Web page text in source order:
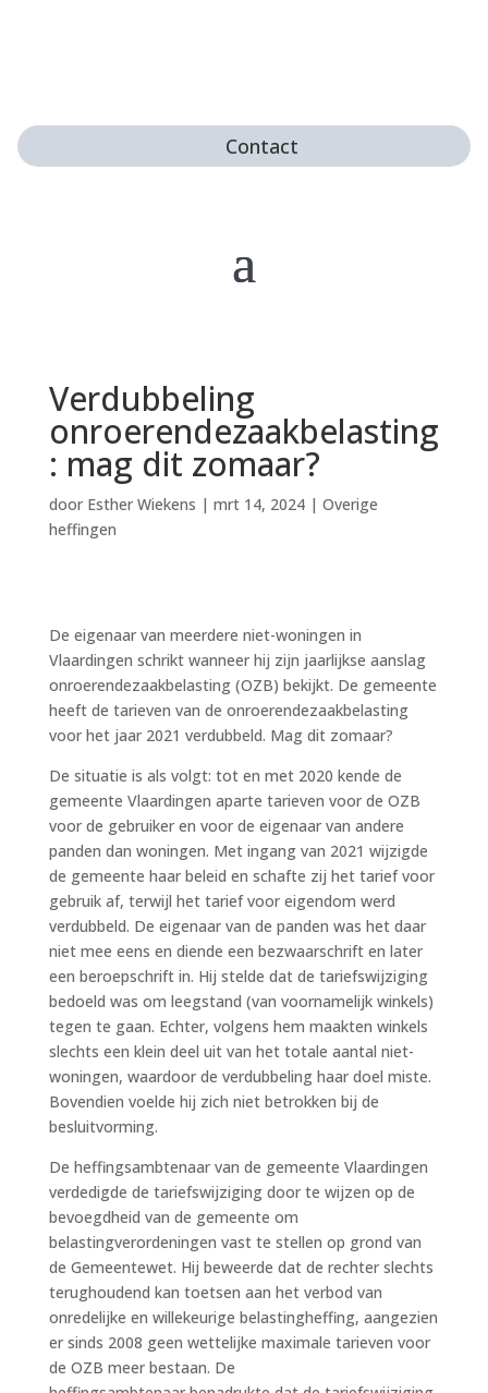
Contact
Verdubbeling
onroerendezaakbelasting
: mag dit zomaar?
door Esther Wiekens | mrt 14, 2024| Overige
heffingen
De eigenaar van meerdere niet-woningen in
Vlaardingen schrikt wanneer hij zijn jaarlijkse aanslag
onroerendezaakbelasting (OZB) bekijkt. De gemeente
heeft de tarieven van de onroerendezaakbelasting
voor het jaar 2021 verdubbeld. Mag dit zomaar?
De situatie is als volgt: tot en met 2020 kende de
gemeente Vlaardingen aparte tarieven voor de OZB
voor de gebruiker en voor de eigenaar van andere
panden dan woningen. Met ingang van 2021 wijzigde
de gemeente haar beleid en schafte zij het tarief voor
gebruik af, terwijl het tarief voor eigendom werd
verdubbeld. De eigenaar van de panden was het daar
niet mee eens en diende een bezwaarschrift en later
een beroepschrift in. Hij stelde dat de tariefswijziging
bedoeld was om leegstand (van voornamelijk winkels)
tegen te gaan. Echter, volgens hem maakten winkels
slechts een klein deel uit van het totale aantal niet-
woningen, waardoor de verdubbeling haar doel miste.
Bovendien voelde hij zich niet betrokken bij de
besluitvorming.
De heffingsambtenaar van de gemeente Vlaardingen
verdedigde de tariefswijziging door te wijzen op de
bevoegdheid van de gemeente om
belastingverordeningen vast te stellen op grond van
de Gemeentewet. Hij beweerde dat de rechter slechts
terughoudend kan toetsen aan het verbod van
onredelijke en willekeurige belastingheffing, aangezien
er sinds 2008 geen wettelijke maximale tarieven voor
de OZB meer bestaan. De